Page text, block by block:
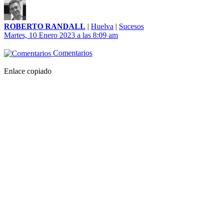
ROBERTO RANDALL | Huelva | Sucesos
Martes, 10 Enero 2023 a las 8:09 am
Comentarios
Enlace copiado